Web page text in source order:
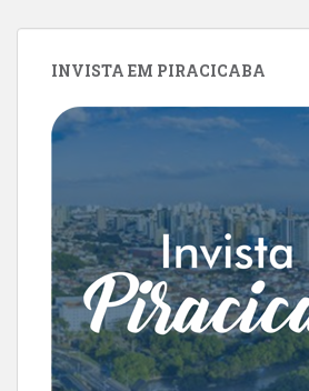
INVISTA EM PIRACICABA